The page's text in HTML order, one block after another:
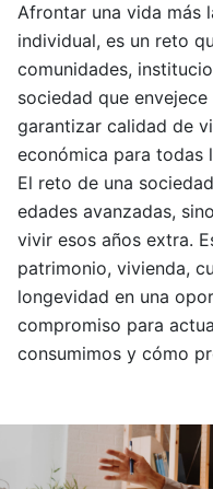
Afrontar una vida más
individual, es un reto
comunidades,
sociedad que
garantizar calidad de
económica para todas
El reto de una
edades avanzadas,
vivir esos años extra.
patrimonio, vivienda,
longevidad en una
compromiso para
consumimos y cómo